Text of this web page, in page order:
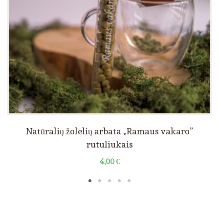
Natūralių žolelių arbata „Ramaus vakaro”
rutuliukais
4,00€